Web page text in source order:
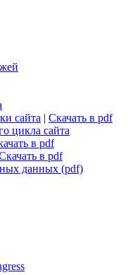
сайта | Скачать в pdf
цикла сайта
в pdf
в pdf
данных (pdf)